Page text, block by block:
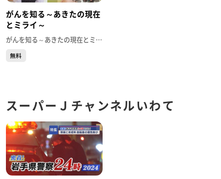
がんを知る～あきたの現在
とミライ～
がんを知る～あきたの現在とミライ～
無料
スーパーＪチャンネルいわて